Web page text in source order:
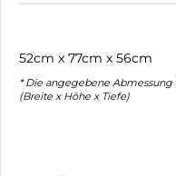
52cm x 77cm x 56cm
* Die angegebene
(Breite x Höhe x Tiefe)